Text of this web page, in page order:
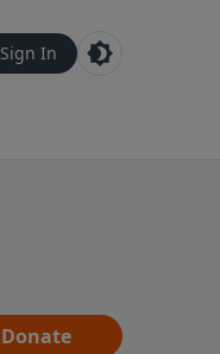
Sign In
Donate